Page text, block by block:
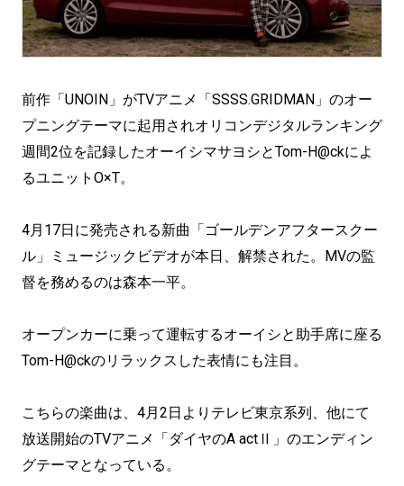
前作「UNOIN」がTVアニメ「SSSS.GRIDMAN」のオー
プニングテーマに起用されオリコンデジタルランキング
週間2位を記録したオーイシマサヨシとTom-H@ckによ
るユニットO×T。
4月17日に発売される新曲「ゴールデンアフタースクー
ル」ミュージックビデオが本日、解禁された。MVの監
督を務めるのは森本一平。
オープンカーに乗って運転するオーイシと助手席に座る
Tom-H@ckのリラックスした表情にも注目。
こちらの楽曲は、4月2日よりテレビ東京系列、他にて
放送開始のTVアニメ「ダイヤのA actⅡ」のエンディン
グテーマとなっている。